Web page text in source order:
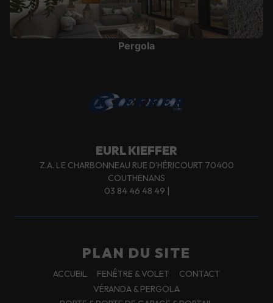
Pergola
EURL KIEFFER
Z.A. LE CHARBONNEAU RUE D’HÉRICOURT 70400
COUTHENANS
03 84 46 48 49 |
PLAN DU SITE
ACCUEIL FENÊTRE & VOLET
CONTACT
VÉRANDA & PERGOLA